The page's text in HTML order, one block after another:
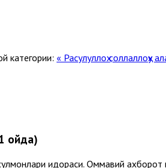
категории: « Расулуллоҳ соллаллоҳу
ойда)
идораси. Оммавий ахборот